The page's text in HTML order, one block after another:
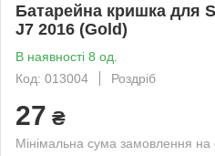
Батарейна кришка для
J7 2016 (Gold)
В наявності 8 од.
Код: 013004
Роздріб
27 ₴
Мінімальна сума замовлення